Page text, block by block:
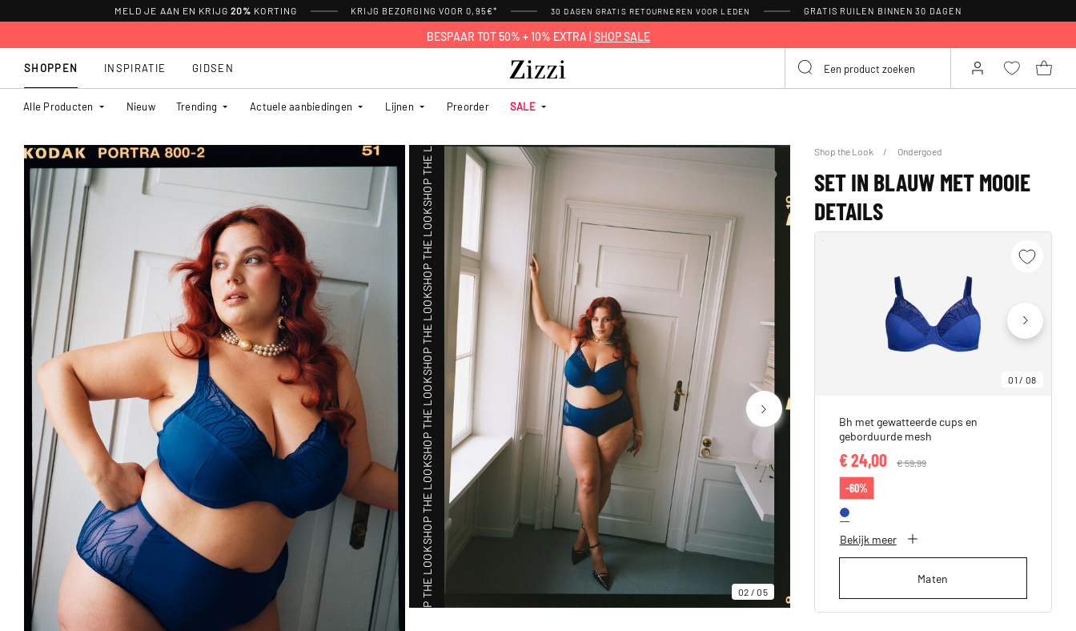
MELD JE AAN EN KRIJG 20% KORTING KRIJG BEZORGING VOOR 0,95€* 30 DAGEN GRATIS RETOURNEREN VOOR LEDEN GRATIS RUILEN BINNEN 30 DAGEN
BESPAAR TOT 50% + 10% EXTRA | SHOP SALE
SHOPPEN
Alle Producten Nieuw Trending Actuele aanbiedingen Lijnen Preorder SALE
INSPIRATIE GIDSEN
02/05
SHOP THE LOOK
SHOP THE LOOK
SHOP THE LOOK
SHOP THE LOOK
SHOP THE LOOK
SHOP THE LOOK
SHOP THE LOOK
Shop the Look Ondergoed
SET IN BLAUW MET MOOIE
DETAILS
01/ 08
Bh met gewatteerde cups en
geborduurde mesh
Price reduced from
€ 59,99to
€ 24,00
-60%
Bekijk meer
Maten